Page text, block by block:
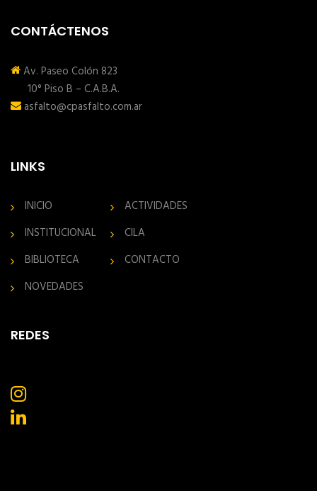
CONTÁCTENOS
Av. Paseo Colón 823
10° Piso B – C.A.B.A.
asfalto@cpasfalto.com.ar
LINKS
INICIO
INSTITUCIONAL
BIBLIOTECA
NOVEDADES
ACTIVIDADES
CILA
CONTACTO
REDES